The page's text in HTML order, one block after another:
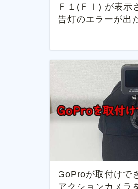
Ｆ１(ＦＩ) が表示
告灯のエラーが出
GoProが取付けで
アクションカメラ